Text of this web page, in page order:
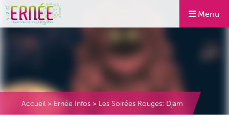
Menu
Accueil > Ernée Infos > Les Soirées Rouges: Djam